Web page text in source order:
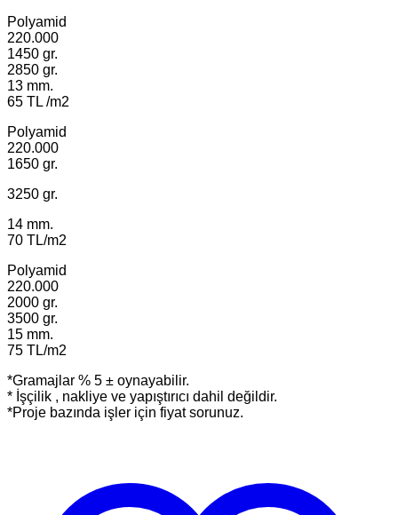
Polyamid
220.000
1450 gr.
2850 gr.
13 mm.
65 TL /m2
Polyamid
220.000
1650 gr.
3250 gr.
14 mm.
70 TL/m2
Polyamid
220.000
2000 gr.
3500 gr.
15 mm.
75 TL/m2
*Gramajlar % 5 ± oynayabilir.
* İşçilik , nakliye ve yapıştırıcı dahil değildir.
*Proje bazında işler için fiyat sorunuz.